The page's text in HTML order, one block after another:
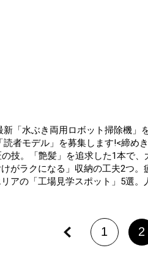
「水ぶき両用ロボット掃除機」
者モデル」を募集します!<締め
技。「艶髪」を追求した1本で、
がラクになる」収納の工夫2つ。
アの「工場見学スポット」5選
1 2